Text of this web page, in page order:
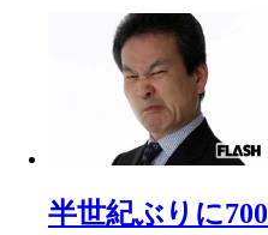
半世紀ぶりに